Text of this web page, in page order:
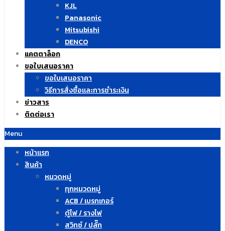
KJL
Panasonic
Mitsubishi
DENCO
แคตตาล็อก
ขอใบเสนอราคา
ขอใบเสนอราคา
วิธีการสั่งซื้อและการชำระเงิน
ข่าวสาร
ติดต่อเรา
Menu
หน้าแรก
สินค้า
หมวดหมู่
ทุกหมวดหมู่
ACB / เบรกเกอร์
ตู้ไฟ / รางไฟ
สวิทซ์ / ปลั๊ก